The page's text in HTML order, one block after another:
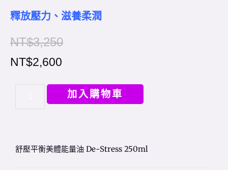
釋放壓力、滋養柔潤
NT$3,250
NT$2,600
加入購物車
舒壓平衡美體能量油 De-Stress 250ml